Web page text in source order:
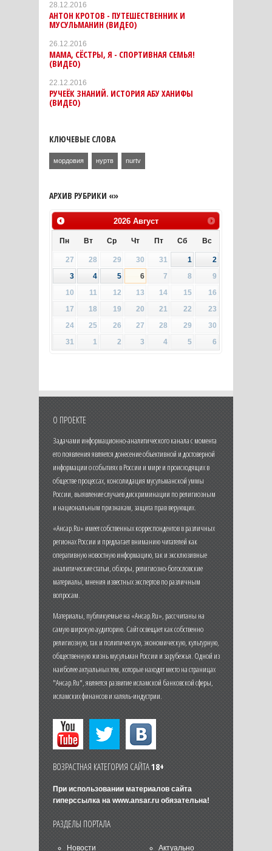
28.12.2016
АНТОН КРОТОВ - ПУТЕШЕСТВЕННИК И
МУСУЛЬМАНИН (ВИДЕО)
26.12.2016
МАМА, СЁСТРЫ, Я - СПОРТИВНАЯ СЕМЬЯ!
(ВИДЕО)
22.12.2016
РУЧЕЁК ЗНАНИЙ. ИСТОРИЯ АБУ ХАНИФЫ
(ВИДЕО)
КЛЮЧЕВЫЕ СЛОВА
мордовия нуртв nurtv
АРХИВ РУБРИКИ «»
2026 Август
Пн Вт Ср Чт Пт Сб Вс
27 28 29 30 31 1
2
3
4 5 6 7 8
9
10
11 12 13 14 15
16
17
18 19 20 21 22
23
24
25 26 27 28 29
30
31
1 2 3 4 5 6
О ПРОЕКТЕ
Задачами информационно-аналитического канала с момента
его появления является донесение объективной и достоверной
информации о событиях в России и мире и происходящих в
обществе процессах, консолидация мусульманской уммы
России, выявление случаев дискриминации по религиозным
и национальным признакам, защита прав верующих.
«Ансар.Ru» имеет собственных корреспондентов в различных
регионах России и предлагает вниманию читателей как
оперативную новостную информацию, так и эксклюзивные
аналитические статьи, обзоры, религиозно-богословские
материалы, мнения известных экспертов по различным
вопросам.
Материалы, публикуемые на «Ансар.Ru», рассчитаны на
самую широкую аудиторию. Сайт освещает как собственно
религиозную, так и политическую, экономическую, культурную,
общественную жизнь мусульман России и зарубежья. Одной из
наиболее актуальных тем, которые находят место на страницах
"Ансар.Ru", является развитие исламской банковской сферы,
исламских финансов и халяль-индустрии.
ВОЗРАСТНАЯ КАТЕГОРИЯ САЙТА18+
При использовании материалов сайта
гиперссылка на www.ansar.ruобязательна!
РАЗДЕЛЫ ПОРТАЛА
Новости Актуально